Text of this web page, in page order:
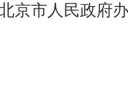
北京市人民政府